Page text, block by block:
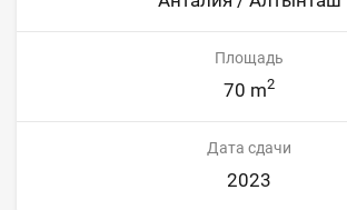
Площадь
70 m2
Дата сдачи
2023